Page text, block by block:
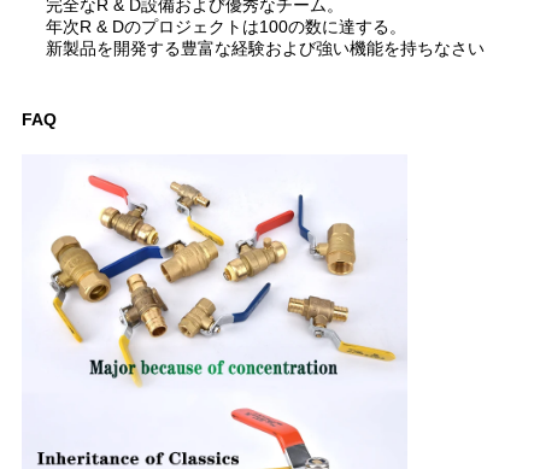
完全なR & D設備および優秀なチーム。
年次R & Dのプロジェクトは100の数に達する。
新製品を開発する豊富な経験および強い機能を持ちなさい
FAQ